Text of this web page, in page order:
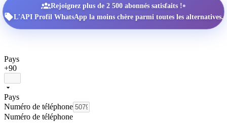
Rejoignez plus de 2 500 abonnés satisfaits !•
L'API Profil WhatsApp la moins chère parmi toutes les alternatives.
Pays
+90
Pays
Numéro de téléphone
Numéro de téléphone